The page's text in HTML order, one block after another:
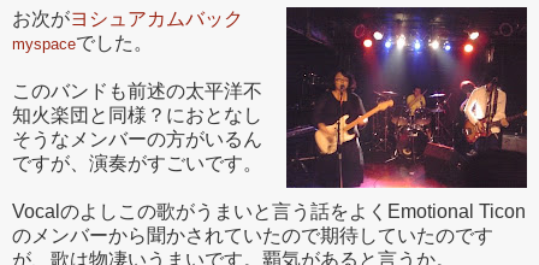
お次がヨシュアカムバック
myspaceでした。
このバンドも前述の太平洋不
知火楽団と同様？におとなし
そうなメンバーの方がいるん
ですが、演奏がすごいです。
Vocalのよしこの歌がうまいと言う話をよくEmotional Ticon
のメンバーから聞かされていたので期待していたのです
が、歌は物凄いうまいです。覇気があると言うか。